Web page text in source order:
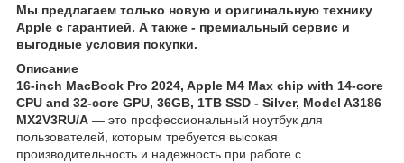
Мы предлагаем только новую и оригинальную технику
Apple с гарантией. А также - премиальный сервис и
выгодные условия покупки.
Описание
16-inch MacBook Pro 2024, Apple M4 Max chip with 14‑core
CPU and 32‑core GPU, 36GB, 1TB SSD - Silver, Model A3186
MX2V3RU/A — это профессиональный ноутбук для
пользователей, которым требуется высокая
производительность и надежность при работе с